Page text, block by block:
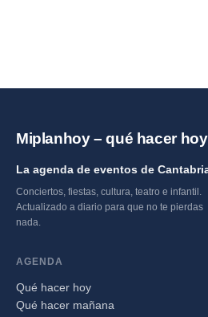
Miplanhoy – qué hacer
La agenda de eventos de
Conciertos, fiestas, cultura, teatro e infantil.
Actualizado a diario para que no te pierdas
nada.
AGENDA
Qué hacer hoy
Qué hacer mañana